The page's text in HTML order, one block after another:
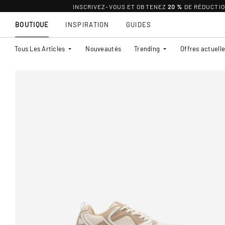
INSCRIVEZ-VOUS ET OBTENEZ 20 % DE
BOUTIQUE
Tous Les Articles Nouveautés Trending Offres
INSPIRATION GUIDES